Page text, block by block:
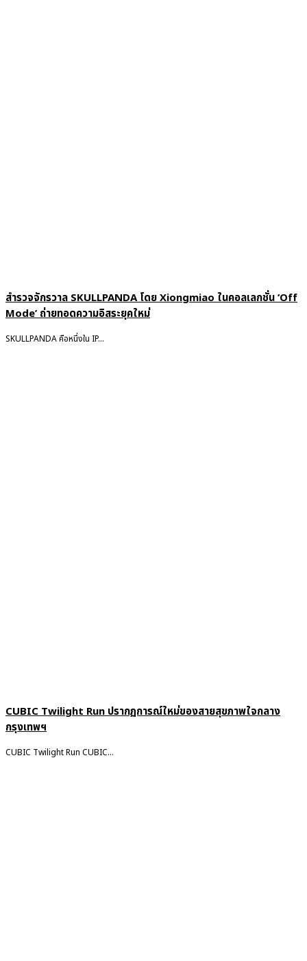
สำรวจจักรวาล SKULLPANDA โดย Xiongmiao ในคอลเลกชั่น ‘Off
Mode’ ถ่ายทอดความอิสระยุคใหม่
SKULLPANDA คือหนึ่งใน IP...
CUBIC Twilight Run ปรากฏการณ์ใหม่ของสายสุขภาพใจกลาง
กรุงเทพฯ
CUBIC Twilight Run CUBIC...